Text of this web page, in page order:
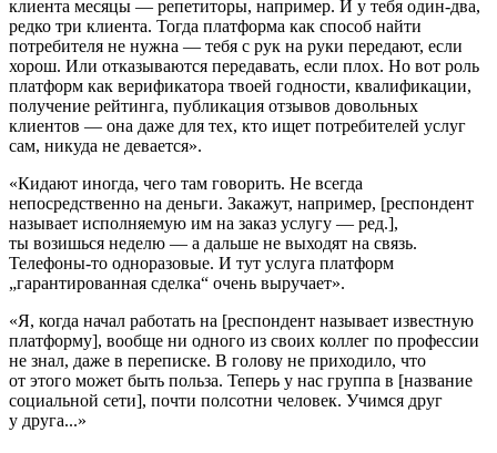
клиента месяцы — репетиторы, например. И у тебя один-два,
редко три клиента. Тогда платформа как способ найти
потребителя не нужна — тебя с рук на руки передают, если
хорош. Или отказываются передавать, если плох. Но вот роль
платформ как верификатора твоей годности, квалификации,
получение рейтинга, публикация отзывов довольных
клиентов — она даже для тех, кто ищет потребителей услуг
сам, никуда не девается».
«Кидают иногда, чего там говорить. Не всегда
непосредственно на деньги. Закажут, например, [респондент
называет исполняемую им на заказ услугу — ред.],
ты возишься неделю — а дальше не выходят на связь.
Телефоны-то одноразовые. И тут услуга платформ
„гарантированная сделка“ очень выручает».
«Я, когда начал работать на [респондент называет известную
платформу], вообще ни одного из своих коллег по профессии
не знал, даже в переписке. В голову не приходило, что
от этого может быть польза. Теперь у нас группа в [название
социальной сети], почти полсотни человек. Учимся друг
у друга...»